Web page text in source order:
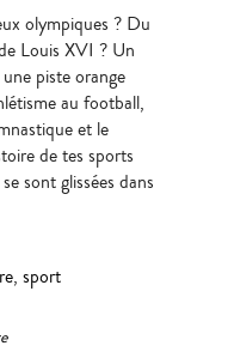
olympiques ? Du
Louis XVI ? Un
piste orange
au football,
et le
de tes sports
sont glissées dans
, sport